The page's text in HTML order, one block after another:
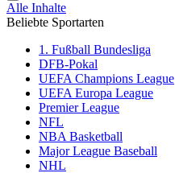
Alle Inhalte
Beliebte Sportarten
1. Fußball Bundesliga
DFB-Pokal
UEFA Champions League
UEFA Europa League
Premier League
NFL
NBA Basketball
Major League Baseball
NHL